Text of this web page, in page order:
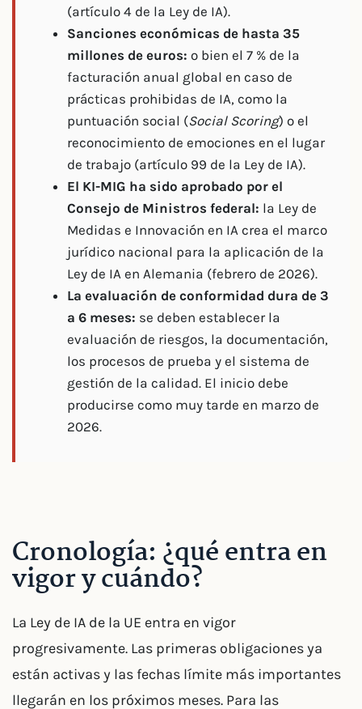
(artículo 4 de la Ley de IA).
Sanciones económicas de hasta 35
millones de euros: o bien el 7 % de la
facturación anual global en caso de
prácticas prohibidas de IA, como la
puntuación social (Social Scoring) o el
reconocimiento de emociones en el lugar
de trabajo (artículo 99 de la Ley de IA).
El KI-MIG ha sido aprobado por el
Consejo de Ministros federal: la Ley de
Medidas e Innovación en IA crea el marco
jurídico nacional para la aplicación de la
Ley de IA en Alemania (febrero de 2026).
La evaluación de conformidad dura de 3
a 6 meses: se deben establecer la
evaluación de riesgos, la documentación,
los procesos de prueba y el sistema de
gestión de la calidad. El inicio debe
producirse como muy tarde en marzo de
2026.
Cronología: ¿qué entra en
vigor y cuándo?
La Ley de IA de la UE entra en vigor
progresivamente. Las primeras obligaciones ya
están activas y las fechas límite más importantes
llegarán en los próximos meses. Para las